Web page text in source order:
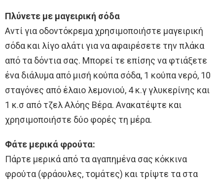
Πλύνετε με μαγειρική σόδα
Αντί για οδοντόκρεμα χρησιμοποιήστε μαγειρική
σόδα και λίγο αλάτι για να αφαιρέσετε την πλάκα
από τα δόντια σας. Μπορεί τε επίσης να φτιάξετε
ένα διάλυμα από μισή κούπα σόδα, 1 κούπα νερό, 10
σταγόνες από έλαιο λεμονιού, 4 κ.γ γλυκερίνης και
1 κ.σ από τζελ Αλόης Βέρα. Ανακατέψτε και
χρησιμοποιήστε δύο φορές τη μέρα.
Φάτε μερικά φρούτα:
Πάρτε μερικά από τα αγαπημένα σας κόκκινα
φρούτα (φράουλες, τομάτες) και τρίψτε τα στα